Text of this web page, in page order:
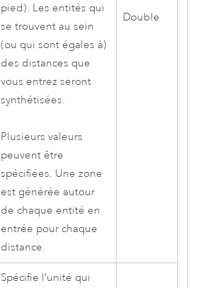
pied). Les entités qui
se trouvent au sein
(ou qui sont égales à)
des distances que
vous entrez seront
synthétisées.
Plusieurs valeurs
peuvent être
spécifiées. Une zone
est générée autour
de chaque entité en
entrée pour chaque
distance.
Double
Spécifie l’unité qui